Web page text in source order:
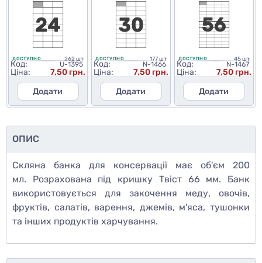
ДОСТУПНО 262 шт
Код: U-1395
Ціна:
7,50 грн.
Додати
ДОСТУПНО 177 шт
Код: N-1466
Ціна:
7,50 грн.
Додати
ДОСТУПНО 45 шт
Код: N-1467
Ціна:
7,50 грн.
Додати
ОПИС
Скляна банка для консервації має об'єм 200
мл. Розрахована під кришку Твіст 66 мм. Банк
використовується для закочення меду, овочів,
фруктів, салатів, варення, джемів, м'яса, тушонки
та інших продуктів харчування.